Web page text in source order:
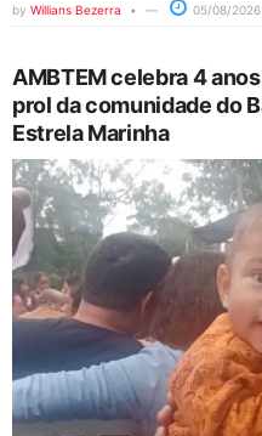
by Willians Bezerra 05/08/2026
AMBTEM celebra 4
prol da comunidade do
Estrela Marinha